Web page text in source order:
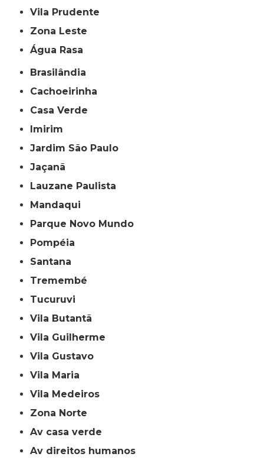
Vila Prudente
Zona Leste
Água Rasa
Brasilândia
Cachoeirinha
Casa Verde
Imirim
Jardim São Paulo
Jaçanã
Lauzane Paulista
Mandaqui
Parque Novo Mundo
Pompéia
Santana
Tremembé
Tucuruvi
Vila Butantã
Vila Guilherme
Vila Gustavo
Vila Maria
Vila Medeiros
Zona Norte
av casa verde
av direitos humanos